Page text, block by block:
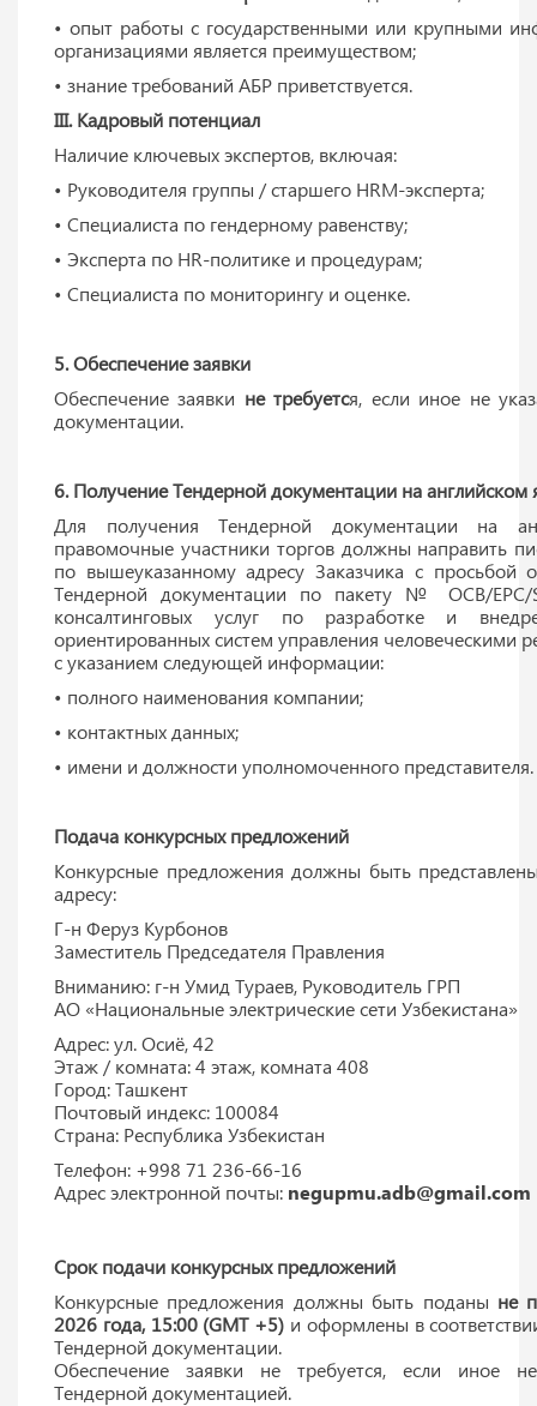
• опыт работы с государственными или крупными
организациями является преимуществом;
• знание требований АБР приветствуется.
III. Кадровый потенциал
Наличие ключевых экспертов, включая:
• Руководителя группы / старшего HRM-эксперта;
• Специалиста по гендерному равенству;
• Эксперта по HR-политике и процедурам;
• Специалиста по мониторингу и оценке.
5. Обеспечение заявки
Обеспечение заявки не требуется, если иное не
документации.
6. Получение Тендерной документации на английском
Для получения Тендерной документации на
правомочные участники торгов должны направить
по вышеуказанному адресу Заказчика с просьбой
Тендерной документации по пакету № OCB/EPC/
консалтинговых услуг по разработке и
ориентированных систем управления человеческими
с указанием следующей информации:
• полного наименования компании;
• контактных данных;
• имени и должности уполномоченного представителя.
Подача конкурсных предложений
Конкурсные предложения должны быть
адресу:
Г-н Феруз Курбонов
Заместитель Председателя Правления
Вниманию: г-н Умид Тураев, Руководитель ГРП
АО «Национальные электрические сети Узбекистана»
Адрес: ул. Осиё, 42
Этаж / комната: 4 этаж, комната 408
Город: Ташкент
Почтовый индекс: 100084
Страна: Республика Узбекистан
Телефон: +998 71 236-66-16
Адрес электронной почты: negupmu.adb@gmail.com
Срок подачи конкурсных предложений
Конкурсные предложения должны быть поданы не
2026 года, 15:00 (GMT +5) и оформлены в
Тендерной документации.
Обеспечение заявки не требуется, если иное
Тендерной документацией.